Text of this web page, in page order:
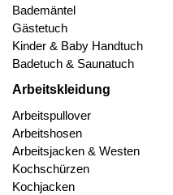
Bademäntel
Gästetuch
Kinder & Baby Handtuch
Badetuch & Saunatuch
Arbeitskleidung
Arbeitspullover
Arbeitshosen
Arbeitsjacken & Westen
Kochschürzen
Kochjacken